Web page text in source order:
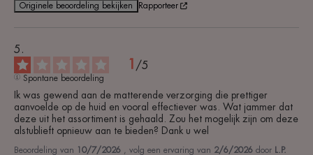
Originele beoordeling bekijken Rapporteer
1 /5
Spontane beoordeling
Ik was gewend aan de matterende verzorging die prettiger
aanvoelde op de huid en vooral effectiever was. Wat jammer dat
deze uit het assortiment is gehaald. Zou het mogelijk zijn om deze
alstublieft opnieuw aan te bieden? Dank u wel
Beoordeling van 10/7/2026 , volg een ervaring van 2/6/2026 door L.P.